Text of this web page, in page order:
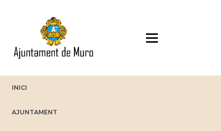
INICI
AJUNTAMENT